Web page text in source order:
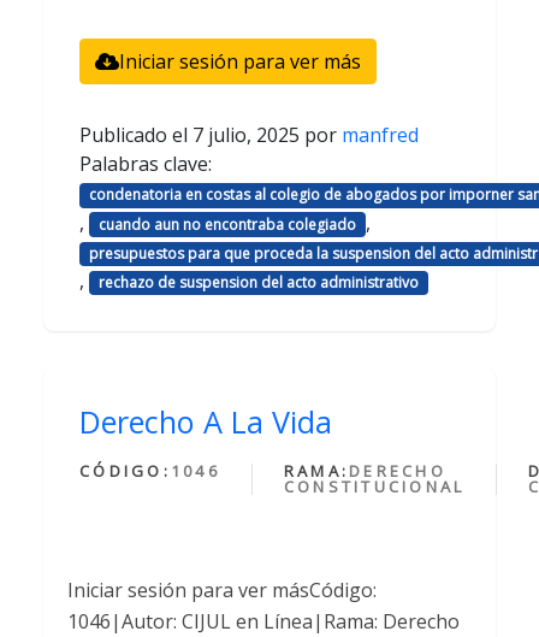
Iniciar sesión para ver más
Publicado el 7 julio, 2025 por manfred
Palabras clave:
condenatoria en costas al colegio de abogados por imporner
, cuando aun no encontraba colegiado ,
presupuestos para que proceda la suspension del acto
, rechazo de suspension del acto administrativo
Derecho A La Vida
CÓDIGO: 1046 RAMA: DERECHO
CONSTITUCIONAL
Iniciar sesión para ver másCódigo:
1046|Autor: CIJUL en Línea|Rama: Derecho